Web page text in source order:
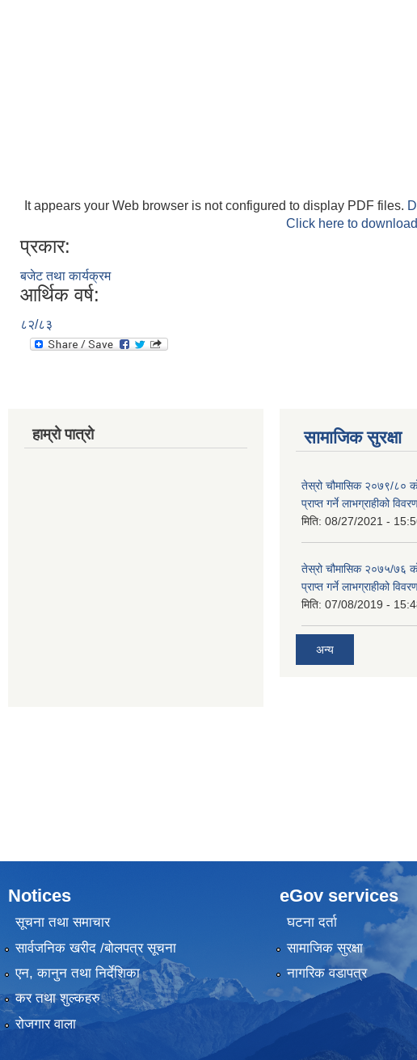
It appears your Web browser is not configured to display PDF files.
Click here to
प्रकार:
बजेट तथा कार्यक्रम
आर्थिक वर्ष:
८२/८३
हाम्रो पात्रो सामाजिक सुरक्षा
तेस्रो चौमासिक २०७९/८० को
प्राप्त गर्ने लाभग्राहीको
मिति: 08/27/2021 -
तेस्रो चौमासिक २०७५/७६ को
प्राप्त गर्ने लाभग्राहीको
मिति: 07/08/2019 -
अन्य
Notices
सूचना तथा समाचार
सार्वजनिक खरीद /बोलपत्र सूचना
एन, कानुन तथा निर्देशिका
कर तथा शुल्कहरु
रोजगार वाला
eGov services
घटना दर्ता
सामाजिक सुरक्षा
नागरिक वडापत्र